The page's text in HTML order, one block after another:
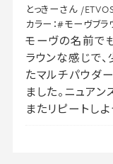
とっきーさん /
カラー：#モーヴブラ
モーヴの名前で
ラウンな感じで
たマルチパウダ
ました。ニュア
またリピートしよ